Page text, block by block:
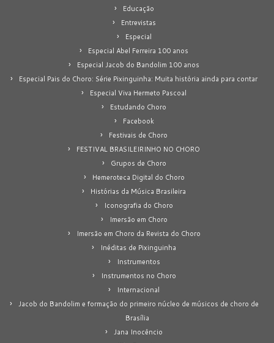
Educação
Entrevistas
Especial
Especial Abel Ferreira 100 anos
Especial Jacob do Bandolim 100 anos
Especial Pais do Choro: Série Pixinguinha: Muita história ainda para contar
Especial Viva Hermeto Pascoal
Estudando Choro
Facebook
Festivais de Choro
FESTIVAL BRASILEIRINHO NO CHORO
Grupos de Choro
Hemeroteca Digital do Choro
Histórias da Música Brasileira
Iconografia do Choro
Imersão em Choro
Imersão em Choro da Revista do Choro
Inéditas de Pixinguinha
Instrumentos
Instrumentos no Choro
Internacional
Jacob do Bandolim e formação do primeiro núcleo de músicos de choro de
Brasília
Jana Inocêncio